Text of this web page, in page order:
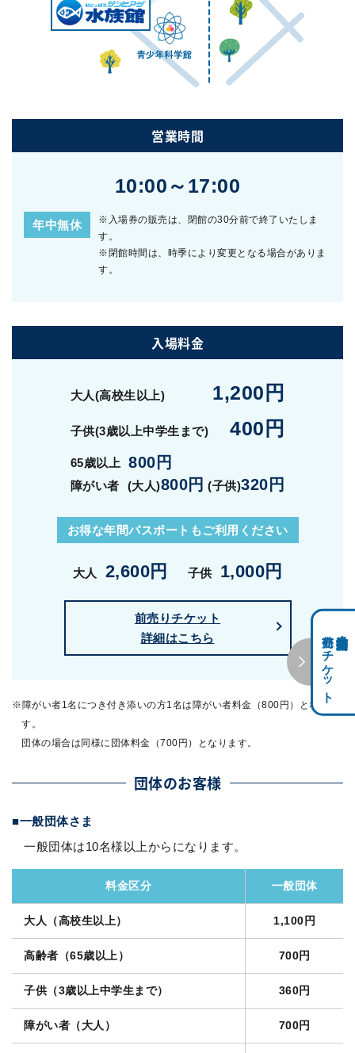
営業時間
10:00～17:00
年中無休
※入場券の販売は、閉館の30分前で終了いたしま
す。
※閉館時間は、時季により変更となる場合がありま
す。
入場料金
大人(高校生以上) 1,200円
子供(3歳以上中学生まで) 400円
65歳以上 800円
障がい者 (大人)800円 (子供)320円
お得な年間パスポートもご利用ください
大人 2,600円 子供 1,000円
前売りチケット
詳細はこちら
※障がい者1名につき付き添いの方1名は障がい者料金（800円）となりま
す。
団体の場合は同様に団体料金（700円）となります。
団体のお客様
一般団体さま
一般団体は10名様以上からになります。
料金区分 一般団体
大人（高校生以上） 1,100円
高齢者（65歳以上） 700円
子供（3歳以上中学生まで） 360円
障がい者（大人） 700円
前売りチケット